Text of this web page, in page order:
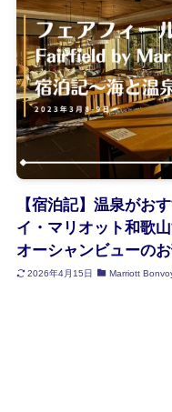
【宿泊記】温泉がお
イ・マリオット和歌
オーシャンビューの
2026年4月15日 Marriott